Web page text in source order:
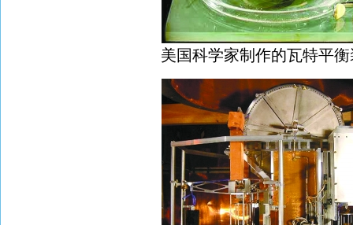
美国科学家制作的瓦特平